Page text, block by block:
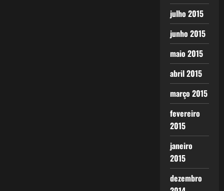
julho 2015
junho 2015
maio 2015
abril 2015
março 2015
fevereiro
2015
janeiro
2015
dezembro